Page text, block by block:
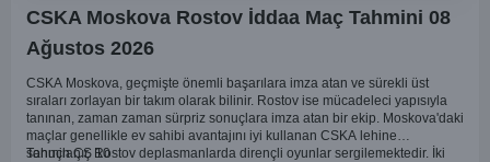
CSKA Moskova Rostov İddaa Maç Tahmini 08
Ağustos 2026
CSKA Moskova, geçmişte önemli başarılara imza atan ve sürekli üst
sıraları zorlayan bir takım olarak bilinir. Rostov ise mücadeleci yapısıyla
tanınan, zaman zaman sürpriz sonuçlara imza atan bir ekip. Moskova'daki
maçlar genellikle ev sahibi avantajını iyi kullanan CSKA lehine
sonuçlanır. Rostov deplasmanlarda dirençli oyunlar sergilemektedir. İki
Tahmin ÇŞ 10